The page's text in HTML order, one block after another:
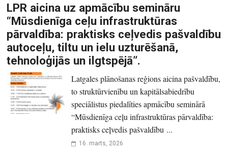
LPR aicina uz apmācību semināru
“Mūsdienīga ceļu infrastruktūras
pārvaldība: praktisks ceļvedis pašvaldību
autoceļu, tiltu un ielu uzturēšanā,
tehnoloģijās un ilgtspējā”.
Latgales plānošanas reģions aicina pašvaldību,
to struktūrvienību un kapitālsabiedrību
speciālistus piedalīties apmācību seminārā
“Mūsdienīga ceļu infrastruktūras pārvaldība:
praktisks ceļvedis pašvaldību ...
16. marts, 2026